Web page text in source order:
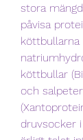
stora
påvisa
köttbullarna
köttbullar
och
druvsocker